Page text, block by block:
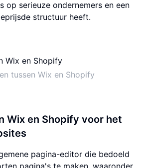
op serieuze ondernemers en een
structuur heeft.
tussen Wix en Shopify
Wix en Shopify voor het
pagina-editor die bedoeld
pagina's te maken, waaronder